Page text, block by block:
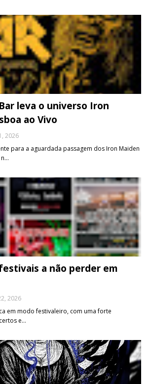
leva o universo Iron
ao Vivo
2026
para a aguardada passagem dos Iron Maiden
a não perder em
2026
em modo festivaleiro, com uma forte
e…